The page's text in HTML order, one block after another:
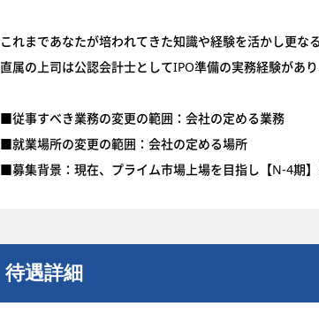
これまであなたが培われてきた知識や経験を活かし更な
直属の上司は公認会計士としてIPO準備の実務経験があ
■従事すべき業務の変更の範囲：会社の定める業務
■就業場所の変更の範囲：会社の定める場所
■募集背景：現在、プライム市場上場を目指し【N-4期
待遇詳細